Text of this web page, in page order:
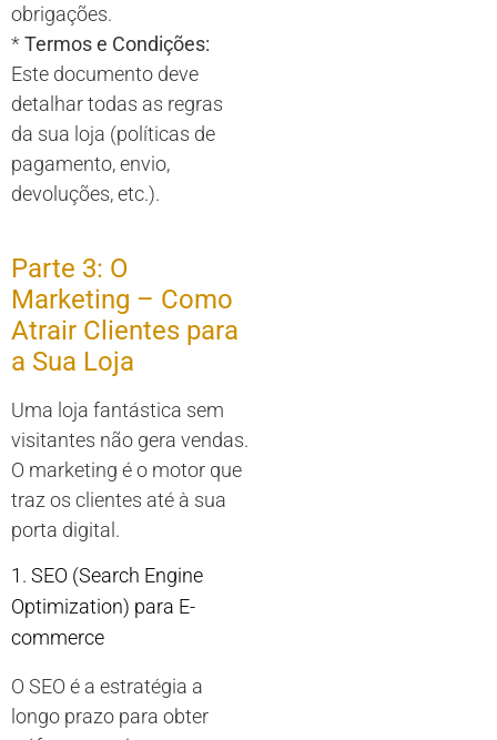
obrigações.
*Termos e Condições:
Este documento deve
detalhar todas as regras
da sua loja (políticas de
pagamento, envio,
devoluções, etc.).
Parte 3: O
Marketing – Como
Atrair Clientes para
a Sua Loja
Uma loja fantástica sem
visitantes não gera vendas.
O marketing é o motor que
traz os clientes até à sua
porta digital.
1. SEO (Search Engine
Optimization) para E-
commerce
O SEO é a estratégia a
longo prazo para obter